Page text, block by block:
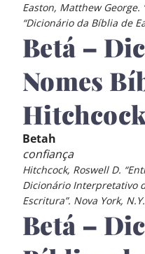
Easton, Matthew George.
“Dicionário da Bíblia de
Betá –
Nomes
Betah
confiança
Hitchcock, Roswell D.
Dicionário Interpretativo
Escritura”. Nova York,
Betá –